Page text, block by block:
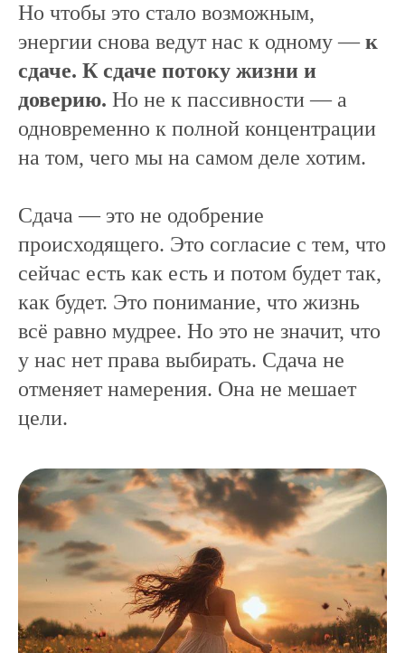
Но чтобы это стало возможным,
энергии снова ведут нас к одному —к
сдаче. К сдаче потоку жизни и
доверию. Но не к пассивности — а
одновременно к полной концентрации
на том, чего мы на самом деле хотим.
Сдача — это не одобрение
происходящего. Это согласие с тем, что
сейчас есть как есть и потом будет так,
как будет. Это понимание, что жизнь
всё равно мудрее. Но это не значит, что
у нас нет права выбирать. Сдача не
отменяет намерения. Она не мешает
цели.